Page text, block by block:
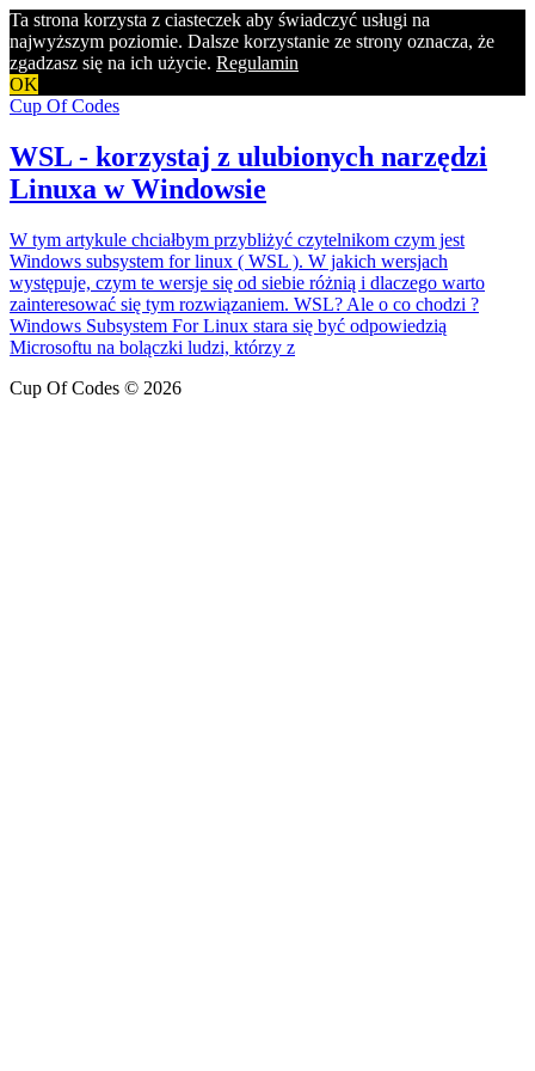
Ta strona korzysta z ciasteczek aby świadczyć usługi na
najwyższym poziomie. Dalsze korzystanie ze strony oznacza, że
zgadzasz się na ich użycie. Regulamin
OK
Cup Of Codes
WSL - korzystaj z ulubionych narzędzi
Linuxa w Windowsie
W tym artykule chciałbym przybliżyć czytelnikom czym jest
Windows subsystem for linux ( WSL ). W jakich wersjach
występuje, czym te wersje się od siebie różnią i dlaczego warto
zainteresować się tym rozwiązaniem. WSL? Ale o co chodzi ?
Windows Subsystem For Linux stara się być odpowiedzią
Microsoftu na bolączki ludzi, którzy z
Cup Of Codes © 2026